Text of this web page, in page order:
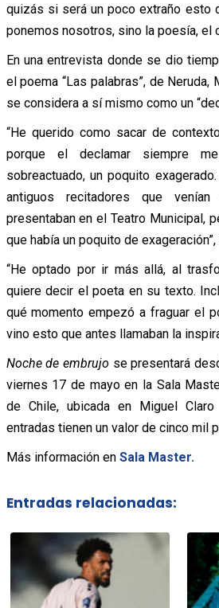
quizás si será un poco extraño esto
ponemos nosotros, sino la poesía, el
En una entrevista donde se dio
el poema “Las palabras”, de
se considera a sí mismo como un
“He querido como sacar de
porque el declamar siempre
sobreactuado, un poquito
antiguos recitadores que
presentaban en el Teatro Municipal,
que había un poquito de exageración”,
“He optado por ir más allá, al
quiere decir el poeta en su texto.
qué momento empezó a fraguar el
vino esto que antes llamaban la
Noche de embrujo se presentará
viernes 17 de mayo en la Sala
de Chile, ubicada en Miguel
entradas tienen un valor de cinco mil
Más información en Sala Master.
Entradas relacionadas: